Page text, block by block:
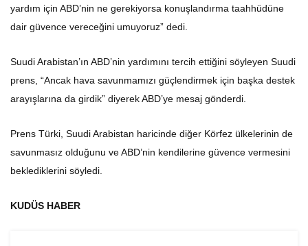
yardım için ABD’nin ne gerekiyorsa konuşlandırma taahhüdüne
dair güvence vereceğini umuyoruz” dedi.
Suudi Arabistan’ın ABD’nin yardımını tercih ettiğini söyleyen Suudi
prens, “Ancak hava savunmamızı güçlendirmek için başka destek
arayışlarına da girdik” diyerek ABD’ye mesaj gönderdi.
Prens Türki, Suudi Arabistan haricinde diğer Körfez ülkelerinin de
savunmasız olduğunu ve ABD’nin kendilerine güvence vermesini
beklediklerini söyledi.
KUDÜS HABER